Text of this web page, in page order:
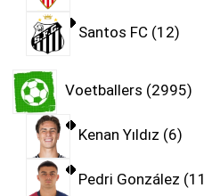
Santos FC 12
Voetballers 2995
Kenan Yıldız 6
Pedri González 11